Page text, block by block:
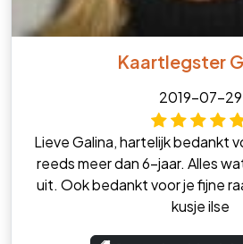
Kaartlegster
2019-07-29
Lieve Galina, hartelijk bedankt
reeds meer dan 6-jaar. Alles
uit. Ook bedankt voor je fijne
kusje ilse